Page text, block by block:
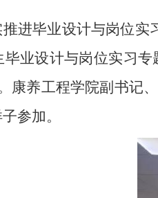
推进毕业设计与岗位实
毕业设计与岗位实习
康养工程学院副书记
参加。